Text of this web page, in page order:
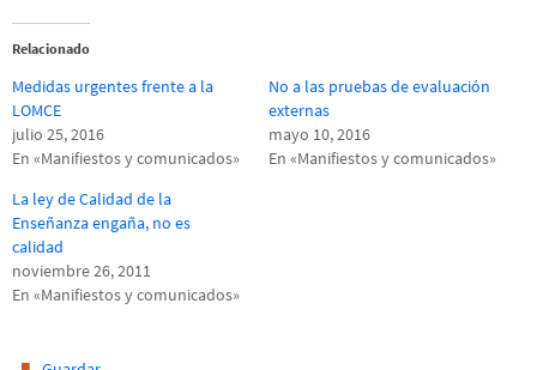
Relacionado
Medidas urgentes frente a la
LOMCE
julio 25, 2016
En «Manifiestos y comunicados»
No a las pruebas de evaluación
externas
mayo 10, 2016
En «Manifiestos y comunicados»
La ley de Calidad de la
Enseñanza engaña, no es
calidad
noviembre 26, 2011
En «Manifiestos y comunicados»